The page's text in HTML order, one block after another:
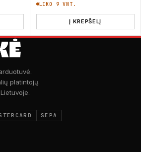
LIKO 9 VNT.
Į KREPŠELĮ
platintojų.
SEPA